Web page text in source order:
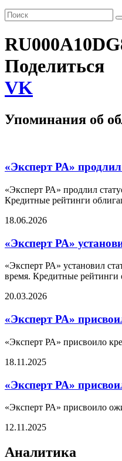
Поделиться
VK
Упоминания об
«Эксперт РА»
«Эксперт РА» продлил
Кредитные рейтинги
18.06.2026
«Эксперт РА»
«Эксперт РА» установил
время. Кредитные
20.03.2026
«Эксперт РА»
«Эксперт РА» присвоило
18.11.2025
«Эксперт РА»
«Эксперт РА» присвоило
12.11.2025
Аналитика